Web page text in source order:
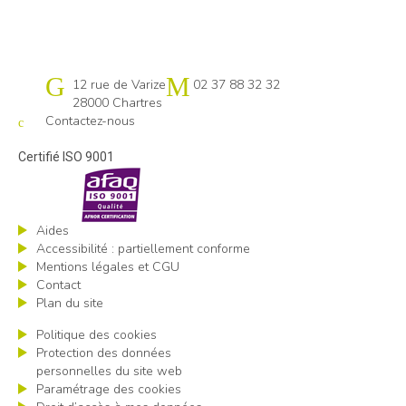
Cap emploi 28
12 rue de Varize
28000 Chartres
02 37 88 32 32
Contactez-nous
Certifié ISO 9001
Aides
Accessibilité : partiellement conforme
Mentions légales et CGU
Contact
Plan du site
Politique des cookies
Protection des données
personnelles du site web
Paramétrage des cookies